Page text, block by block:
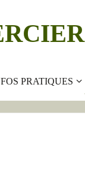
PRATIQUES